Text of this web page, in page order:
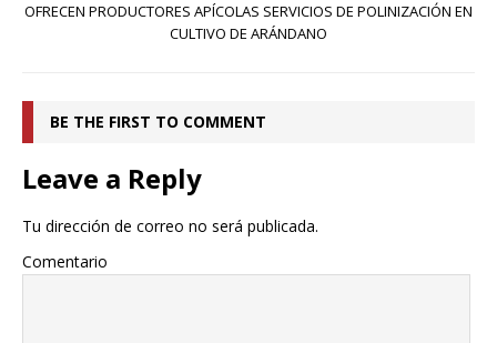
OFRECEN PRODUCTORES APÍCOLAS SERVICIOS DE POLINIZACIÓN EN
CULTIVO DE ARÁNDANO
BE THE FIRST TO COMMENT
Leave a Reply
Tu dirección de correo no será publicada.
Comentario